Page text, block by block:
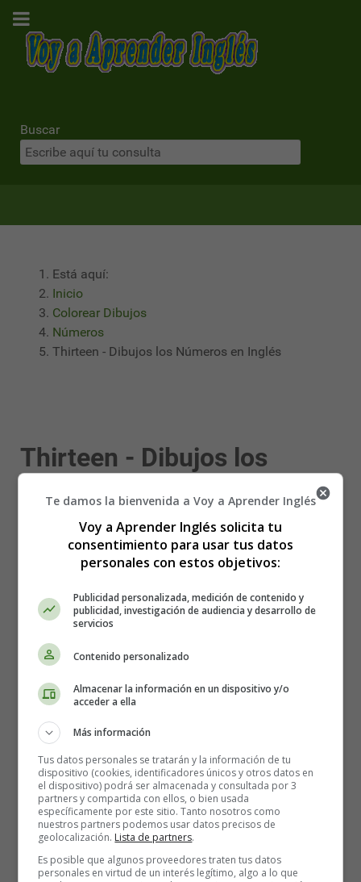
Buscar
Está aquí:
Inicio
Colorear Dibujos
Números
Thirteen - Dibujos los Números en Inglés
Thirteen - Dibujos los
Números en Inglés
Recursos Educativos en inglés
- Coloring Pages
Numbers
Te damos la bienvenida a Voy a Aprender Inglés
Voy a Aprender Inglés solicita tu
consentimiento para usar tus datos
personales con estos objetivos:
Publicidad personalizada, medición de contenido y
publicidad, investigación de audiencia y desarrollo de
servicios
Contenido personalizado
Almacenar la información en un dispositivo y/o
acceder a ella
Más información
Tus datos personales se tratarán y la información de tu
dispositivo (cookies, identificadores únicos y otros datos en
el dispositivo) podrá ser almacenada y consultada por 3
partners y compartida con ellos, o bien usada
específicamente por este sitio. Tanto nosotros como
nuestros partners podemos usar datos precisos de
geolocalización. Lista de partners.
Es posible que algunos proveedores traten tus datos
personales en virtud de un interés legítimo, algo a lo que